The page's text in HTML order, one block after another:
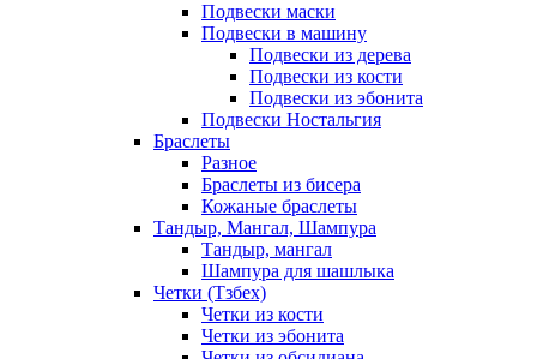
Подвески маски
Подвески в машину
Подвески из дерева
Подвески из кости
Подвески из эбонита
Подвески Ностальгия
Браслеты
Разное
Браслеты из бисера
Кожаные браслеты
Тандыр, Мангал, Шампура
Тандыр, мангал
Шампура для шашлыка
Четки (Тзбех)
Четки из кости
Четки из эбонита